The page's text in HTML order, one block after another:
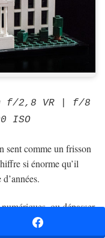
f/2,8 VR | f/8
ISO
comme un frisson
si énorme qu’il
ou dépasser
à peine.